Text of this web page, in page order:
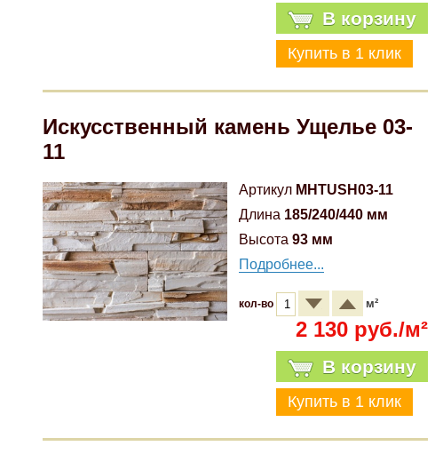
В корзину
Искусственный камень Ущелье 03-
11
Артикул MHTUSH03-11
Длина 185/240/440 мм
Высота 93 мм
Подробнее...
кол-во м²
2 130 руб./м²
В корзину